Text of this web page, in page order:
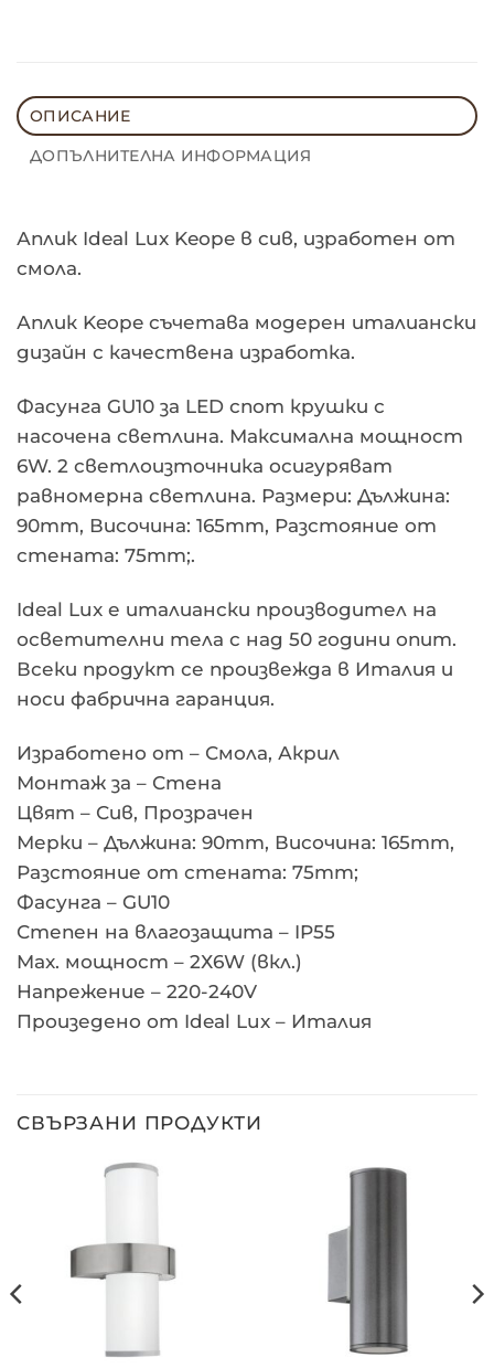
ОПИСАНИЕ
ДОПЪЛНИТЕЛНА ИНФОРМАЦИЯ
Аплик Ideal Lux Keope в сив, изработен от
смола.
Аплик Keope съчетава модерен италиански
дизайн с качествена изработка.
Фасунга GU10 за LED спот крушки с
насочена светлина. Максимална мощност
6W. 2 светлоизточника осигуряват
равномерна светлина. Размери: Дължина:
90mm, Височина: 165mm, Разстояние от
стената: 75mm;.
Ideal Lux е италиански производител на
осветителни тела с над 50 години опит.
Всеки продукт се произвежда в Италия и
носи фабрична гаранция.
Изработено от – Смола, Акрил
Монтаж за – Стена
Цвят – Сив, Прозрачен
Мерки – Дължина: 90mm, Височина: 165mm,
Разстояние от стената: 75mm;
Фасунга – GU10
Степен на влагозащита – IP55
Max. мощност – 2Х6W (вкл.)
Напрежение – 220-240V
Произедено от Ideal Lux – Италия
СВЪРЗАНИ ПРОДУКТИ